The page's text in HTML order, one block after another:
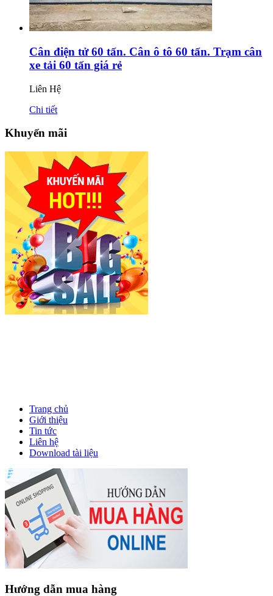
Cân điện tử 60 tấn. Cân ô tô 60 tấn. Trạm cân
xe tải 60 tấn giá rẻ
Liên Hệ
Chi tiết
Khuyến mãi
Trang chủ
Giới thiệu
Tin tức
Liên hệ
Download tài liệu
Hướng dẫn mua hàng